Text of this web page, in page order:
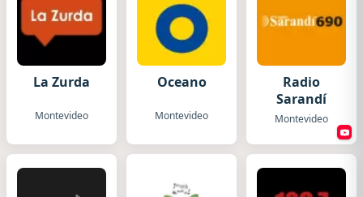
La Zurda
Montevideo
Oceano
Montevideo
Radio
Sarandí
Montevideo